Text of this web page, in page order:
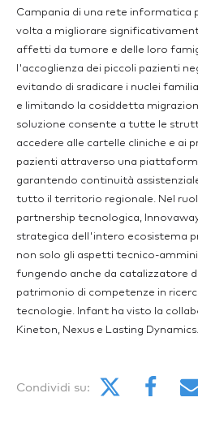
Campania di una rete informatica
volta a migliorare
affetti da tumore e delle loro
l'accoglienza dei piccoli pazienti
evitando di sradicare i nuclei
e limitando la cosiddetta
soluzione consente a tutte le
accedere alle cartelle cliniche e ai
pazienti attraverso una
garantendo continuità
tutto il territorio regionale. Nel
partnership tecnologica,
strategica dell'intero ecosistema
non solo gli aspetti tecnico-
fungendo anche da catalizzatore
patrimonio di competenze in
tecnologie. Infant ha visto la
Kineton, Nexus e Lasting Dynamics.
Condividi su: